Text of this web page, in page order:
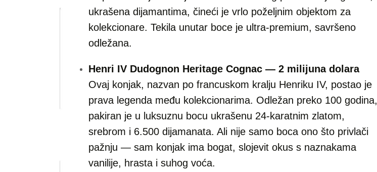
ukrašena dijamantima, čineći je vrlo poželjnim objektom za
kolekcionare. Tekila unutar boce je ultra-premium, savršeno
odležana.
Henri IV Dudognon Heritage Cognac — 2 milijuna dolara
Ovaj konjak, nazvan po francuskom kralju Henriku IV, postao je
prava legenda među kolekcionarima. Odležan preko 100 godina,
pakiran je u luksuznu bocu ukrašenu 24-karatnim zlatom,
srebrom i 6.500 dijamanata. Ali nije samo boca ono što privlači
pažnju — sam konjak ima bogat, slojevit okus s naznakama
vanilije, hrasta i suhog voća.